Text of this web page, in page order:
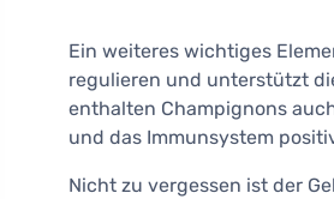
Ein weiteres wichtiges
regulieren und unterstützt
enthalten Champignons
und das Immunsystem
Nicht zu vergessen ist der